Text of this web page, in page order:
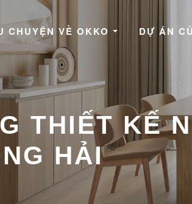
CHUYỆN VỀ OKKO DỰ ÁN
THIẾT KẾ
HẢI